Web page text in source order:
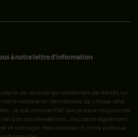
à notre lettre d'information
de recevoir les newsletters de Härkila sur
notre matériel et des histoires de chasse ainsi
Je suis conscient(e) que je peux toujours me
en bas des newsletters. J’accepte également
et partager mes données cf. notre politique